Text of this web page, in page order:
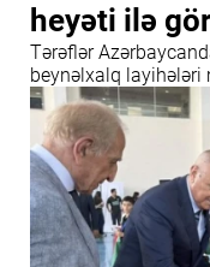
heyəti ilə
Tərəflər
beynəlxalq layihələri